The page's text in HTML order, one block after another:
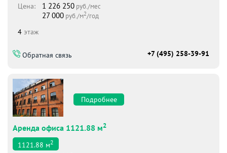
Цена:
1 226 250 руб./мес
27 000 руб./м2/год
4 этаж
Обратная связь +7 (495) 258-39-91
Подробнее
Аренда офиса 1121.88 м2
1121.88 м2